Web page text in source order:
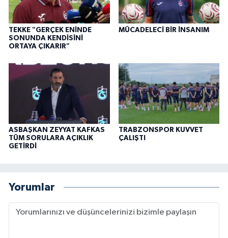
TEKKE "GERÇEK ENİNDE
SONUNDA KENDİSİNİ
ORTAYA ÇIKARIR"
MÜCADELECİ BİR İNSANIM
ASBAŞKAN ZEYYAT KAFKAS
TÜM SORULARA AÇIKLIK
GETİRDİ
TRABZONSPOR KUVVET
ÇALIŞTI
Yorumlar